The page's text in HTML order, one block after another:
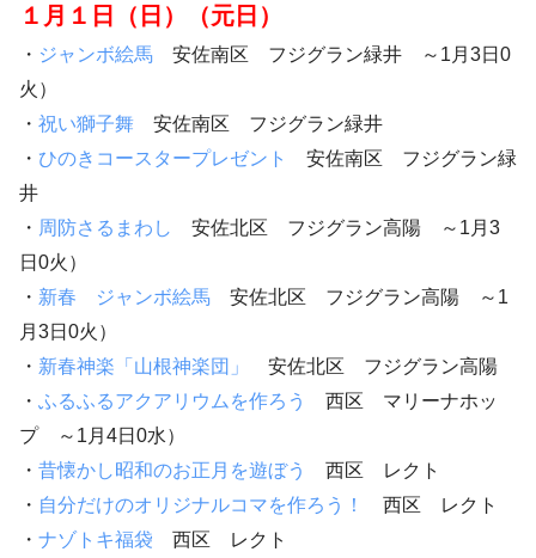
１月１日（日）（元日）
・ ジャンボ絵馬 安佐南区 フジグラン緑井 ～1月3日0
火）
・ 祝い獅子舞 安佐南区 フジグラン緑井
・ ひのきコースタープレゼント
安佐南区 フジグラン緑
井
・ 周防さるまわし
安佐北区 フジグラン高陽 ～1月3
日0火）
・ 新春 ジャンボ絵馬 安佐北区 フジグラン高陽 ～1
月3日0火）
・ 新春神楽「山根神楽団」
安佐北区 フジグラン高陽
・ ふるふるアクアリウムを作ろう
西区 マリーナホッ
プ ～1月4日0水）
・ 昔懐かし昭和のお正月を遊ぼう
西区 レクト
・ 自分だけのオリジナルコマを作ろう！
西区 レクト
・ ナゾトキ福袋 西区 レクト